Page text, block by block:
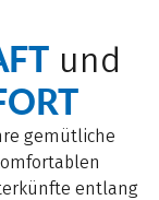
und
gemütliche
entlang